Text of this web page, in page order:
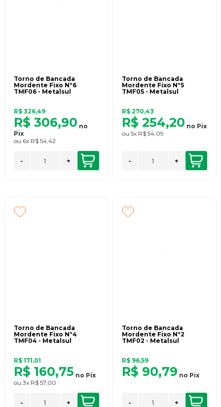
Torno de Bancada
Mordente Fixo Nº6
TMF06 - Metalsul
R$ 326,49
R$ 306,90 no
Pix
ou 6x R$ 54,42
- +
Torno de Bancada
Mordente Fixo Nº5
TMF05 - Metalsul
R$ 270,43
R$ 254,20 no Pix
ou 5x R$ 54,09
- +
Torno de Bancada
Mordente Fixo Nº4
TMF04 - Metalsul
R$ 171,01
R$ 160,75 no Pix
ou 3x R$ 57,00
- +
Torno de Bancada
Mordente Fixo Nº2
TMF02 - Metalsul
R$ 96,59
R$ 90,79 no Pix
- +